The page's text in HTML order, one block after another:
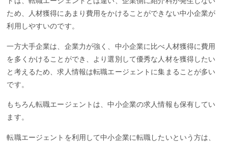
ため、人材獲得にあまり費用をかけることができない中小企業が
利用しやすいのです。
一方大手企業は、企業力が強く、中小企業に比べ人材獲得に費用
を多くかけることができ、より選別して優秀な人材を獲得したい
と考えるため、求人情報は転職エージェントに集まることが多い
です。
もちろん転職エージェントは、中小企業の求人情報も保有してい
ます。
転職エージェントを利用して中小企業に転職したいという方は、